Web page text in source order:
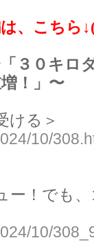
こちら↓(
３０キロ
！」〜
ける＞
10/
ー！でも
10/